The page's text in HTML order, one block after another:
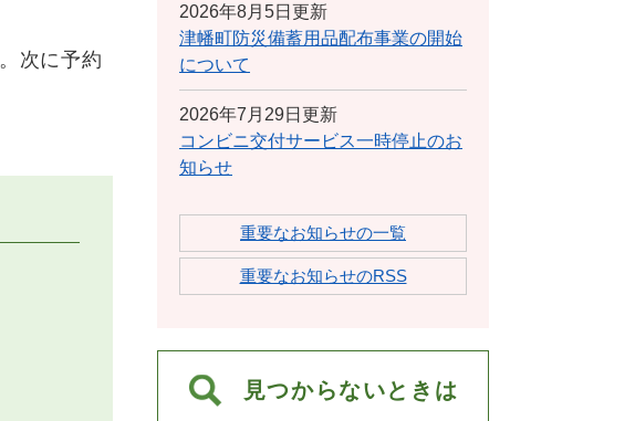
次に予約
2026年8月5日更新
津幡町防災備蓄用品配布事業の開始
について
2026年7月29日更新
コンビニ交付サービス一時停止のお
知らせ
重要なお知らせの一覧
重要なお知らせのRSS
見つからないときは